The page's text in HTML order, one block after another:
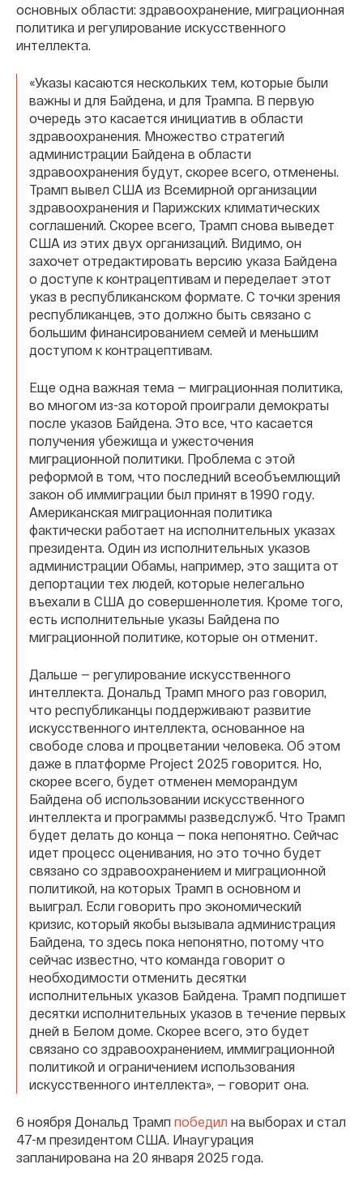
основных области: здравоохранение, миграционная
политика и регулирование искусственного
интеллекта.
«Указы касаются нескольких тем, которые были
важны и для Байдена, и для Трампа. В первую
очередь это касается инициатив в области
здравоохранения. Множество стратегий
администрации Байдена в области
здравоохранения будут, скорее всего, отменены.
Трамп вывел США из Всемирной организации
здравоохранения и Парижских климатических
соглашений. Скорее всего, Трамп снова выведет
США из этих двух организаций. Видимо, он
захочет отредактировать версию указа Байдена
о доступе к контрацептивам и переделает этот
указ в республиканском формате. С точки зрения
республиканцев, это должно быть связано с
большим финансированием семей и меньшим
доступом к контрацептивам.
Еще одна важная тема — миграционная политика,
во многом из-за которой проиграли демократы
после указов Байдена. Это все, что касается
получения убежища и ужесточения
миграционной политики. Проблема с этой
реформой в том, что последний всеобъемлющий
закон об иммиграции был принят в 1990 году.
Американская миграционная политика
фактически работает на исполнительных указах
президента. Один из исполнительных указов
администрации Обамы, например, это защита от
депортации тех людей, которые нелегально
въехали в США до совершеннолетия. Кроме того,
есть исполнительные указы Байдена по
миграционной политике, которые он отменит.
Дальше — регулирование искусственного
интеллекта. Дональд Трамп много раз говорил,
что республиканцы поддерживают развитие
искусственного интеллекта, основанное на
свободе слова и процветании человека. Об этом
даже в платформе Project 2025 говорится. Но,
скорее всего, будет отменен меморандум
Байдена об использовании искусственного
интеллекта и программы разведслужб. Что Трамп
будет делать до конца — пока непонятно. Сейчас
идет процесс оценивания, но это точно будет
связано со здравоохранением и миграционной
политикой, на которых Трамп в основном и
выиграл. Если говорить про экономический
кризис, который якобы вызывала администрация
Байдена, то здесь пока непонятно, потому что
сейчас известно, что команда говорит о
необходимости отменить десятки
исполнительных указов Байдена. Трамп подпишет
десятки исполнительных указов в течение первых
дней в Белом доме. Скорее всего, это будет
связано со здравоохранением, иммиграционной
политикой и ограничением использования
искусственного интеллекта», — говорит она.
6 ноября Дональд Трамп победил на выборах и стал
47-м президентом США. Инаугурация
запланирована на 20 января 2025 года.